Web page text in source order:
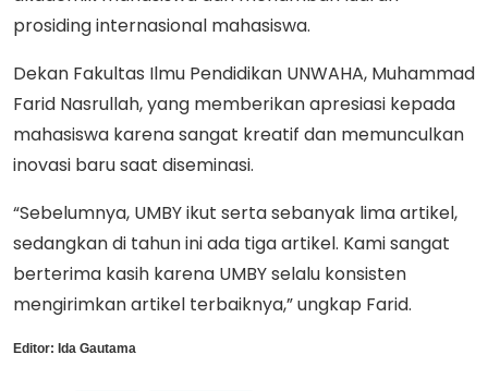
prosiding internasional mahasiswa.
Dekan Fakultas Ilmu Pendidikan UNWAHA, Muhammad
Farid Nasrullah, yang memberikan apresiasi kepada
mahasiswa karena sangat kreatif dan memunculkan
inovasi baru saat diseminasi.
“Sebelumnya, UMBY ikut serta sebanyak lima artikel,
sedangkan di tahun ini ada tiga artikel. Kami sangat
berterima kasih karena UMBY selalu konsisten
mengirimkan artikel terbaiknya,” ungkap Farid.
Editor: Ida Gautama